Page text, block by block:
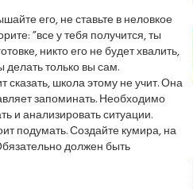
его, не ставьте в неловкое
”все у тебя получится, ты
никто его не будет хвалить,
делать только вы сам.
сказать, школа этому не учит. Она
запоминать. Необходимо
и анализировать ситуации.
подумать. Создайте кумира, на
должен быть